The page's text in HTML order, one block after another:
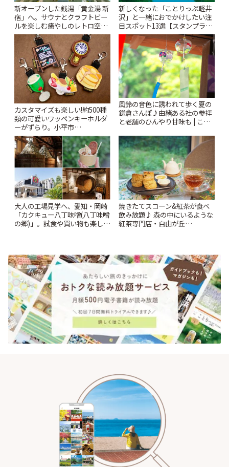
新オープンした銭湯「黄金湯 新
宿」へ。サウナとクラフトビー
ルを楽しむ癒やしのレトロ空間
| ことりっぷ
新しくなった「ことりっぷ軽井
沢」と一緒におでかけしたい注
目スポット13選【スタンプラリ
ー開催中】 | ことりっぷ
カスタマイズも楽しい!約500種
類の可愛いワッペンキーホルダ
ーがずらり。小平市
「Kimamaya T&K」 | ことりっ
ぷ
風鈴の音色に誘われて歩く夏の
鎌倉さんぽ♪由緒ある社の参拝
と老舗のひんやり甘味も | こと
大人の工場見学へ、愛知・岡崎
「カクキュー八丁味噌(八丁味噌
の郷)」。試食や買い物も楽しみ
焼きたてスコーン&紅茶が食べ
飲み放題♪ 森の中にいるような
紅茶専門店・自由が丘